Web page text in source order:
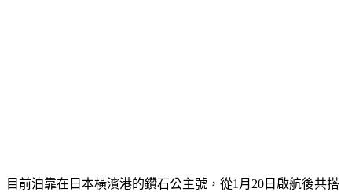
目前泊靠在日本橫濱港的鑽石公主號，從1月20日啟航後共搭